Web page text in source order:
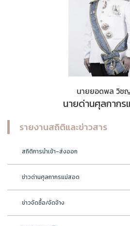
นายยอดพล วิช
นายด่านศุลกาก
รายงานสถิติและข่าวสาร
สถิติการนำเข้า-ส่งออก
ข่าวด่านศุลกากรแม่สอด
ข่าวจัดซื้อ/จัดจ้าง